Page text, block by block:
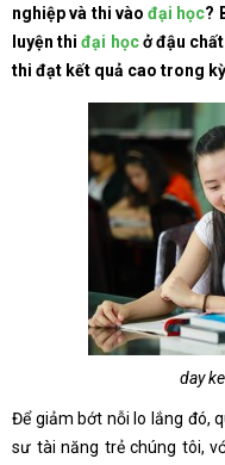
nghiệp và thi vàođại học?
luyện thiđại họcở đậu
thi đạt kết quả cao trong
day
Để giảm bớt nỗi lo lắng đó,
sư tài năng trẻ chúng tôi,